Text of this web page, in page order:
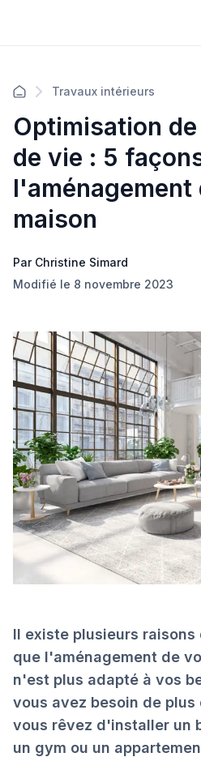
Travaux intérieurs
Optimisation
de vie : 5
l'aménagement
maison
Par Christine Simard
Modifié le 8 novembre 2023
Il existe plusieurs
que l'aménagement de
n'est plus adapté à vos
vous avez besoin de
vous rêvez d'installer un
un gym ou un